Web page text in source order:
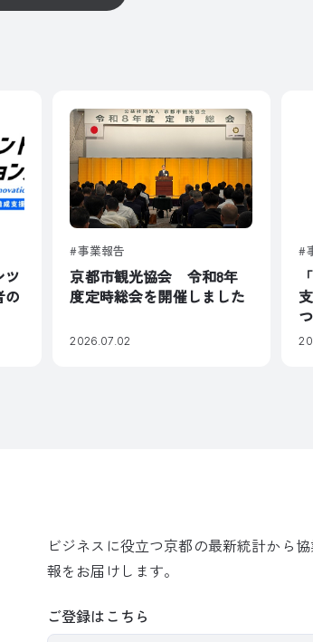
ツ
の
事業報告
京都市観光協会 令和8年
度定時総会を開催しました
2026.07.02
ビジネスに役立つ京都の最新統計から
報をお届けします。
ご登録はこちら